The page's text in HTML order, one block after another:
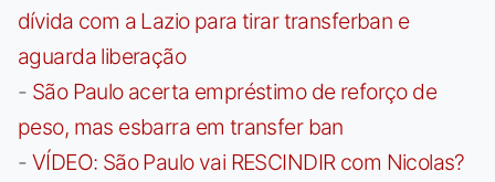
dívida com a Lazio para tirar transferban e
aguarda liberação
- São Paulo acerta empréstimo de reforço de
peso, mas esbarra em transfer ban
- VÍDEO: São Paulo vai RESCINDIR com Nicolas?